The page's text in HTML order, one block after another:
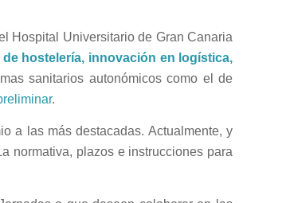
Hospital Universitario de Gran Canaria
hostelería, innovación en logística,
sanitarios autonómicos como el de
.
a las más destacadas. Actualmente, y
normativa, plazos e instrucciones para